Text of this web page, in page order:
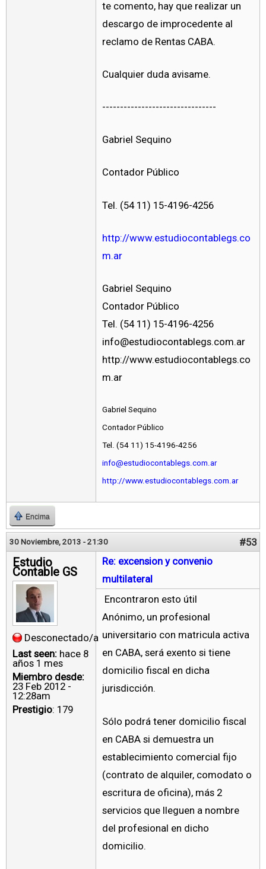
te comento, hay que realizar un
descargo de improcedente al
reclamo de Rentas CABA.
Cualquier duda avisame.
--------------------------------
Gabriel Sequino
Contador Público
Tel. (54 11) 15-4196-4256
http://www.estudiocontablegs.co
m.ar
Gabriel Sequino
Contador Público
Tel. (54 11) 15-4196-4256
info@estudiocontablegs.com.ar
http://www.estudiocontablegs.co
m.ar
Gabriel Sequino
Contador Público
Tel. (54 11) 15-4196-4256
info@estudiocontablegs.com.ar
http://www.estudiocontablegs.com.ar
Encima
30 Noviembre, 2013 - 21:30 #53
Estudio
Contable GS
Desconectado/a
Last seen: hace 8
años 1 mes
Miembro desde:
23 Feb 2012 -
12:28am
Prestigio: 179
Re: excension y convenio
multilateral
Encontraron esto útil
Anónimo, un profesional
universitario con matricula activa
en CABA, será exento si tiene
domicilio fiscal en dicha
jurisdicción.
Sólo podrá tener domicilio fiscal
en CABA si demuestra un
establecimiento comercial fijo
(contrato de alquiler, comodato o
escritura de oficina), más 2
servicios que lleguen a nombre
del profesional en dicho
domicilio.